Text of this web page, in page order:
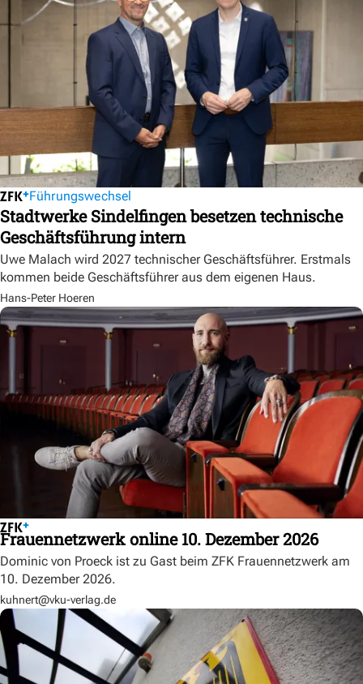
Führungswechsel
Stadtwerke Sindelfingen besetzen technische
Geschäftsführung intern
Uwe Malach wird 2027 technischer Geschäftsführer. Erstmals
kommen beide Geschäftsführer aus dem eigenen Haus.
Hans-Peter Hoeren
Frauennetzwerk online 10. Dezember 2026
Dominic von Proeck ist zu Gast beim ZFK Frauennetzwerk am
10. Dezember 2026.
kuhnert@vku-verlag.de